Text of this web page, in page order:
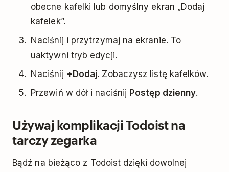
obecne kafelki lub domyślny ekran „Dodaj
kafelek”.
Naciśnij i przytrzymaj na ekranie. To
uaktywni tryb edycji.
Naciśnij +Dodaj. Zobaczysz listę kafelków.
Przewiń w dół i naciśnij Postęp dzienny.
Używaj komplikacji Todoist na
tarczy zegarka
Bądź na bieżąco z Todoist dzięki dowolnej